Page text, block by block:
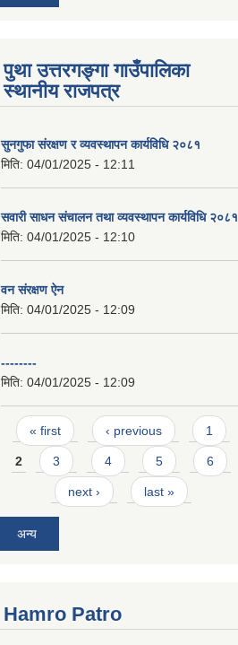
पुथा उत्तरगङ्गा गाउँपालिका
स्थानीय राजपत्र
सुनगुफा संरक्षण र व्यवस्थापन कार्यविधि २०८१
मिति: 04/01/2025 - 12:11
सवारी साधन संचालन तथा व्यवस्थापन कार्यविधि २०८१
मिति: 04/01/2025 - 12:10
वन संरक्षण ऐन
मिति: 04/01/2025 - 12:09
--------
मिति: 04/01/2025 - 12:09
Pages
« first ‹ previous 1
2 3 4 5 6
next › last »
अन्य
Hamro Patro